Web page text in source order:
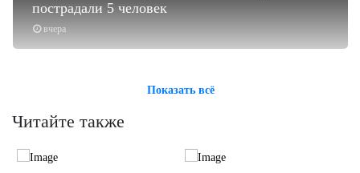
вчера
пострадали 5 человек
Показать всё
Читайте также